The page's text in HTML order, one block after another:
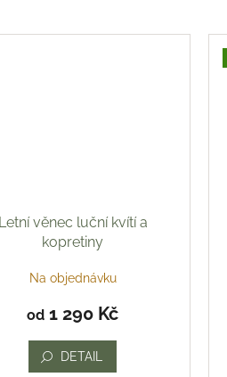
Letní věnec luční kvítí a
kopretiny
Na objednávku
od 1 290 Kč
DETAIL